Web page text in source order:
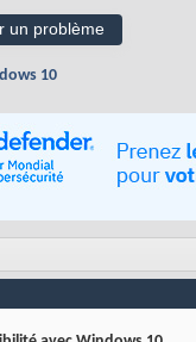
un problème
10